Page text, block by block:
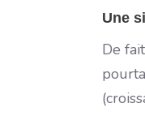
Une
De